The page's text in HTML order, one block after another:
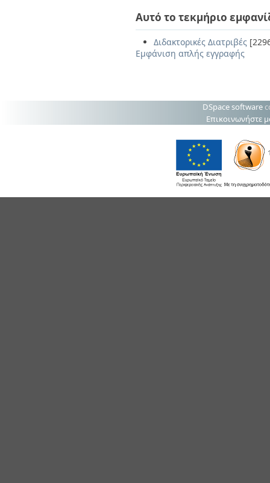
Αυτό το τεκμήριο
Διδακτορικές Διατριβές
Εμφάνιση απλής εγγραφής
DSpace software
Επικοινωνήστε